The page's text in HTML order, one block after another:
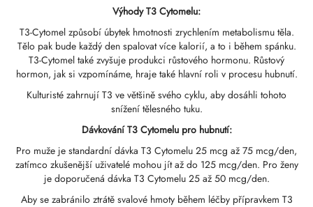
Výhody T3 Cytomelu:
T3-Cytomel způsobí úbytek hmotnosti zrychlením metabolismu těla.
Tělo pak bude každý den spalovat více kalorií, a to i během spánku.
T3-Cytomel také zvyšuje produkci růstového hormonu. Růstový
hormon, jak si vzpomínáme, hraje také hlavní roli v procesu hubnutí.
Kulturisté zahrnují T3 ve většině svého cyklu, aby dosáhli tohoto
snížení tělesného tuku.
Dávkování T3 Cytomelu pro hubnutí:
Pro muže je standardní dávka T3 Cytomelu 25 mcg až 75 mcg/den,
zatímco zkušenější uživatelé mohou jít až do 125 mcg/den. Pro ženy
je doporučená dávka T3 Cytomelu 25 až 50 mcg/den.
Aby se zabránilo ztrátě svalové hmoty během léčby přípravkem T3
Rozvoz A Maloobchodní Prodej
Skladu
INT. 🌍
🇪🇺 🌍
Rozvoz A Maloobchodní Prodej
Skladu
USA 🇺🇸
USA 🇺🇸
Rozvoz A Maloobchodní Prodej
Skladu
🇪🇺 🌍
Přípravky/ SHREE/ POWERBOLIC –
🇺🇸 🌍
Cypionát (DHB)
Anadrolu (Oxymetholonu)
(Equipoise)
Durabolin (nandrolon Dekanoát)
Dianabol (Methandienon)
Směs (injekce)
(Drostanolon) Enanthát
(Drostanolon) Propionát
Báze
Enanthát
(Trenbolon Hexa)
Báze (suspenze)
Krém
Cypionát
Testosteron
Propionát
(Oxymetholon) Perorální
(Oxandrolon)
Dianabol (Methandienon)
(fluoxymesteron)
(Methasteron)
(klomifen)
(Aromasin)
(Femara)
Krve EPO
(lidské Růstové Hormony)
I.
Pro Intramuskulární Injekci
Pro Subkutánní Injekci
Voda
C(sibutramin)
– Cardarine
Ligandrol
– Ibutamoren
– Testolon
Balíček
Balíček
Pro Nárůst Hmoty
Pro Nárůst Svalové Hmoty
Kladené Otázky – Často Kladené Otázky
Mou Objednávku
Slevu
Za Mou Objednávku
Kreditní Karta